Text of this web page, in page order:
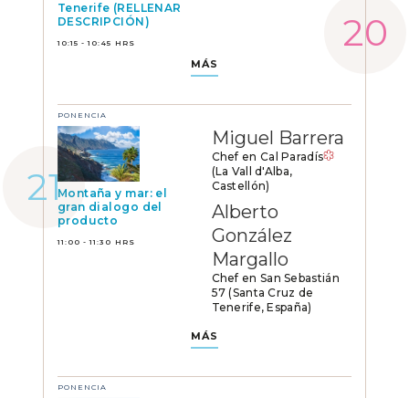
Tenerife (RELLENAR
DESCRIPCIÓN)
10:15 - 10:45 HRS
MÁS
PONENCIA
Montaña y mar: el
gran dialogo del
producto
11:00 - 11:30 HRS
Miguel Barrera
Chef en Cal Paradís
(La Vall d'Alba,
Castellón)
Alberto
González
Margallo
Chef en San Sebastián
57 (Santa Cruz de
Tenerife, España)
MÁS
PONENCIA